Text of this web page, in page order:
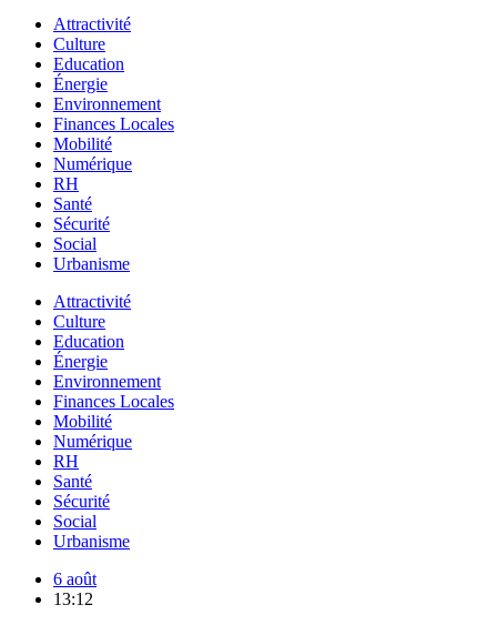
Attractivité
Culture
Education
Énergie
Environnement
Finances Locales
Mobilité
Numérique
RH
Santé
Sécurité
Social
Urbanisme
Attractivité
Culture
Education
Énergie
Environnement
Finances Locales
Mobilité
Numérique
RH
Santé
Sécurité
Social
Urbanisme
6 août
13:12